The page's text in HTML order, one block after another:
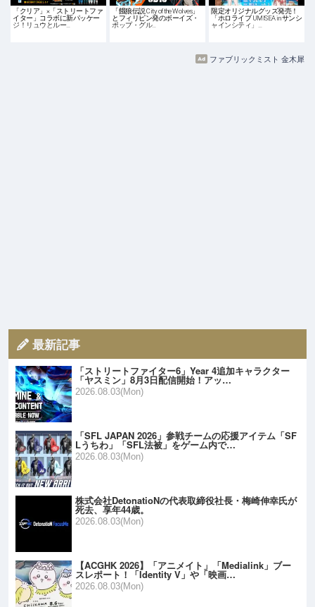
「クリア」×「ストリートファ
イター」コラボに新パッケー
ジ！リュウとルー…
「餓狼伝説 City of the Wolves」
とフィリピン発のボーイズ・
ポップ・グル…
限定オリジナルグッズ発売！
「ホロライブ UMISEA in サンシ
ャインシティ」…
ファブリックミスト 金木犀
最新記事
「ストリートファイター6」Year 4追加キャラクター
「ヤスミン」8月3日配信開始！アッ…
2026.08.03(Mon)
「SFL JAPAN 2026」参戦チームの応援アイテム「SF
Lうちわ」「SFL法被」をゲーム内で…
2026.08.03(Mon)
株式会社DetonatioNの代表取締役社長・梅崎伸幸氏が
死去、享年44歳。
2026.08.03(Mon)
【ACGHK 2026】「アニメイト」「Medialink」ブー
スレポート！「Identity V」や「映画…
2026.08.03(Mon)